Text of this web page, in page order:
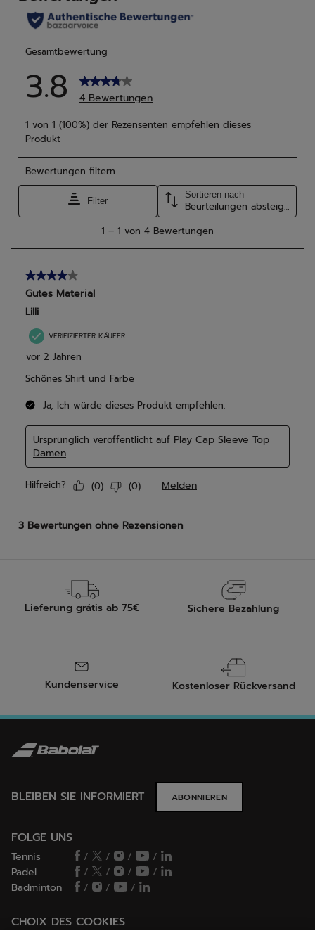
Lieferung grátis ab 75€ Sichere Bezahlung
Kundenservice Kostenloser Rückversand
BLEIBEN SIE INFORMIERT ABONNIEREN
FOLGE UNS
Tennis / / /
/
Padel
/ / /
/
Badminton
/ / /
CHOIX DES COOKIES